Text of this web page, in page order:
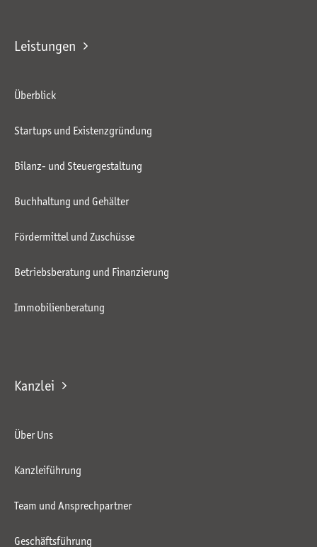
Leistungen
Überblick
Startups und Existenzgründung
Bilanz- und Steuergestaltung
Buchhaltung und Gehälter
Fördermittel und Zuschüsse
Betriebsberatung und Finanzierung
Immobilienberatung
Kanzlei
Über Uns
Kanzleiführung
Team und Ansprechpartner
Geschäftsführung